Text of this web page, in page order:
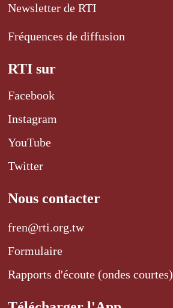
Newsletter de RTI
Fréquences de diffusion
RTI sur
Facebook
Instagram
YouTube
Twitter
Nous contacter
fren@rti.org.tw
Formulaire
Rapports d'écoute (ondes courtes)